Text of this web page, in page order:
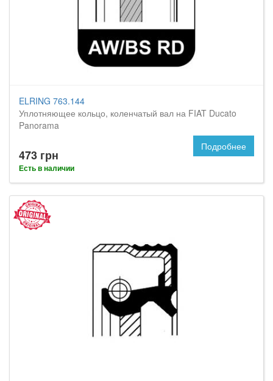
ELRING 763.144
Уплотняющее кольцо, коленчатый вал на FIAT Ducato
Panorama
473 грн
Есть в наличии
Подробнее